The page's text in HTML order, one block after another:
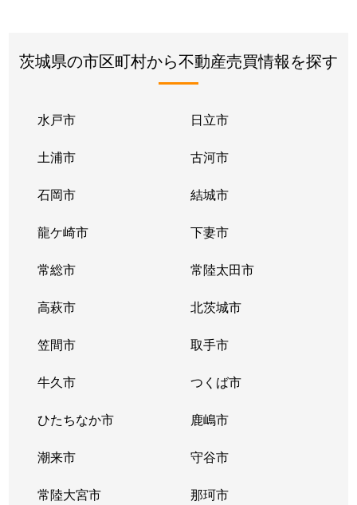
茨城県の市区町村から不動産売買情報を探す
水戸市 日立市
土浦市 古河市
石岡市 結城市
龍ケ崎市 下妻市
常総市 常陸太田市
高萩市 北茨城市
笠間市 取手市
牛久市 つくば市
ひたちなか市 鹿嶋市
潮来市 守谷市
常陸大宮市 那珂市